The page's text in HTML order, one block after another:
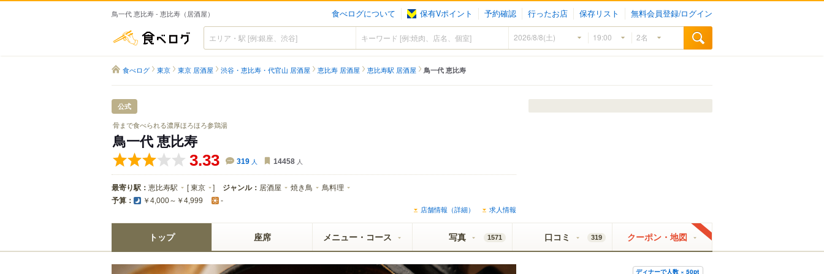
鳥一代 恵比寿 - 恵比寿（居酒屋） 食べログについて 保有Vポイント 予約確認 行ったお店 保存リスト 無料会員登録/ログイン
食べログ
食べログ 東京 東京 居酒屋 渋谷・恵比寿・代官山 居酒屋 恵比寿 居酒屋 恵比寿駅 居酒屋 鳥一代 恵比寿
公式
骨まで食べられる濃厚ほろほろ参鶏湯
鳥一代 恵比寿
3.33 319 人 14458 人
最寄り駅： 恵比寿駅 [東京 ] ジャンル： 居酒屋 焼き鳥 鳥料理
予算： ￥4,000～￥4,999 -
店舗情報（詳細） 求人情報
トップ 座席 メニュー・コース 写真 1571 口コミ 319 クーポン・地図
ディナーで人数 × 50pt